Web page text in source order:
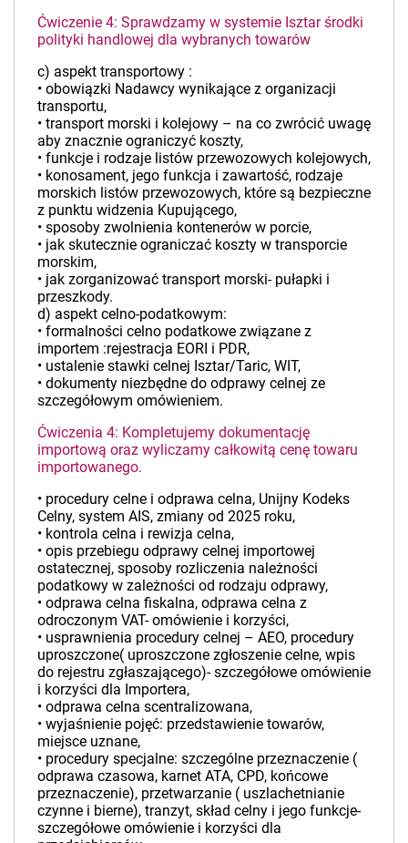
Ćwiczenie 4: Sprawdzamy w systemie Isztar środki
polityki handlowej dla wybranych towarów
c) aspekt transportowy :
• obowiązki Nadawcy wynikające z organizacji
transportu,
• transport morski i kolejowy – na co zwrócić uwagę
aby znacznie ograniczyć koszty,
• funkcje i rodzaje listów przewozowych kolejowych,
• konosament, jego funkcja i zawartość, rodzaje
morskich listów przewozowych, które są bezpieczne
z punktu widzenia Kupującego,
• sposoby zwolnienia kontenerów w porcie,
• jak skutecznie ograniczać koszty w transporcie
morskim,
• jak zorganizować transport morski- pułapki i
przeszkody.
d) aspekt celno-podatkowym:
• formalności celno podatkowe związane z
importem :rejestracja EORI i PDR,
• ustalenie stawki celnej Isztar/Taric, WIT,
• dokumenty niezbędne do odprawy celnej ze
szczegółowym omówieniem.
Ćwiczenia 4: Kompletujemy dokumentację
importową oraz wyliczamy całkowitą cenę towaru
importowanego.
• procedury celne i odprawa celna, Unijny Kodeks
Celny, system AIS, zmiany od 2025 roku,
• kontrola celna i rewizja celna,
• opis przebiegu odprawy celnej importowej
ostatecznej, sposoby rozliczenia należności
podatkowy w zależności od rodzaju odprawy,
• odprawa celna fiskalna, odprawa celna z
odroczonym VAT- omówienie i korzyści,
• usprawnienia procedury celnej – AEO, procedury
uproszczone( uproszczone zgłoszenie celne, wpis
do rejestru zgłaszającego)- szczegółowe omówienie
i korzyści dla Importera,
• odprawa celna scentralizowana,
• wyjaśnienie pojęć: przedstawienie towarów,
miejsce uznane,
• procedury specjalne: szczególne przeznaczenie (
odprawa czasowa, karnet ATA, CPD, końcowe
przeznaczenie), przetwarzanie ( uszlachetnianie
czynne i bierne), tranzyt, skład celny i jego funkcje-
szczegółowe omówienie i korzyści dla